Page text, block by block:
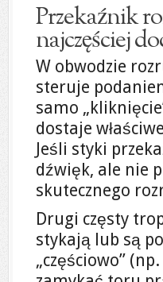
Przekaźnik
najczęściej
W obwodzie
steruje
samo
dostaje
Jeśli styki
dźwięk, ale nie
skutecznego
Drugi częsty
stykają lub są
„częściowo”